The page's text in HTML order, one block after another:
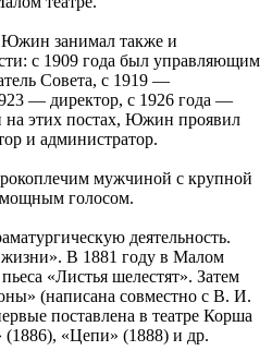
занимал также и
с 1909 года был управляющим
Совета, с 1919 —
— директор, с 1926 года —
на этих постах, Южин проявил
и администратор.
мужчиной с крупной
мощным голосом.
деятельность.
жизни». В 1881 году в Малом
«Листья шелестят». Затем
(написана совместно с В. И.
поставлена в театре Корша
(1886), «Цепи» (1888) и др.